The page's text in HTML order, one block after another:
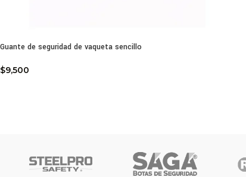
Guante de seguridad de vaqueta sencillo
$9,500